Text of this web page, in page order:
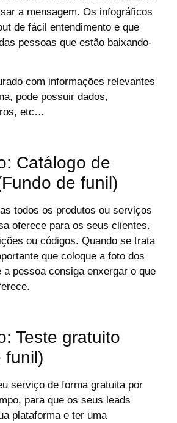
a mensagem. Os infográficos
de fácil entendimento e que
pessoas que estão baixando-
com informações relevantes
pode possuir dados,
etc…
Catálogo de
de funil)
todos os produtos ou serviços
oferece para os seus clientes.
ou códigos. Quando se trata
que coloque a foto dos
a pessoa consiga enxergar o que
Teste gratuito
funil)
serviço de forma gratuita por
para que os seus leads
plataforma e ter uma